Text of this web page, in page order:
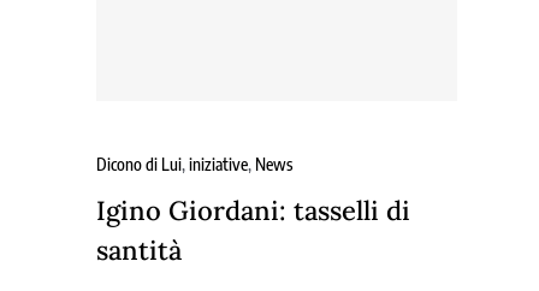
Dicono di Lui,iniziative, News
Igino Giordani: tasselli di
santità